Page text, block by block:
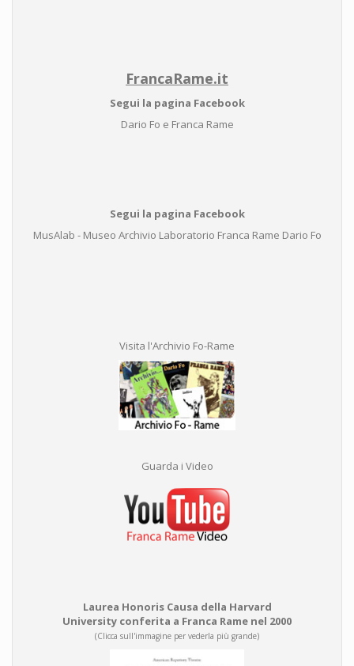
FrancaRame.it
Segui la pagina Facebook
Dario Fo e Franca Rame
Segui la pagina Facebook
MusAlab - Museo Archivio Laboratorio Franca Rame Dario Fo
Visita l'Archivio Fo-Rame
Guarda i Video
Laurea Honoris Causa della Harvard
University conferita a Franca Rame nel 2000
(Clicca sull'immagine per vederla più grande)